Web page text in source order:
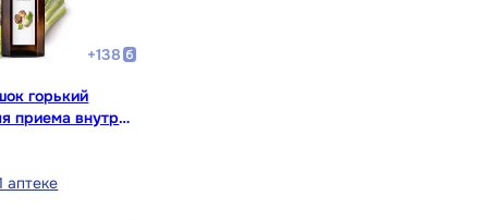
+138
горький
приема внутрь
аптеке